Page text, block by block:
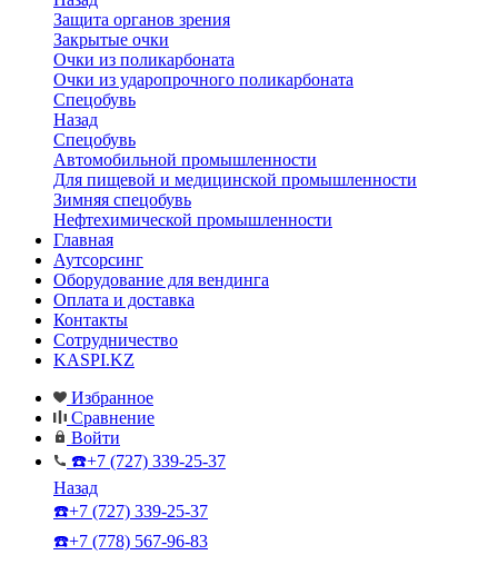
Защита органов зрения
Закрытые очки
Очки из поликарбоната
Очки из ударопрочного поликарбоната
Спецобувь
Назад
Спецобувь
Автомобильной промышленности
Для пищевой и медицинской промышленности
Зимняя спецобувь
Нефтехимической промышленности
Главная
Аутсорсинг
Оборудование для вендинга
Оплата и доставка
Контакты
Сотрудничество
KASPI.KZ
Избранное
Сравнение
Войти
☎️+7 (727) 339-25-37
Назад
☎️+7 (727) 339-25-37
☎️+7 (778) 567-96-83